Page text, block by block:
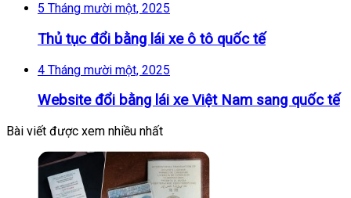
5 Tháng mười một, 2025
Thủ tục đổi bằng lái xe ô tô quốc tế
4 Tháng mười một, 2025
Website đổi bằng lái xe Việt Nam sang quốc tế
Bài viết được xem nhiều nhất